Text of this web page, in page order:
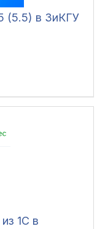
(5.5) в ЗиКГУ
1С в